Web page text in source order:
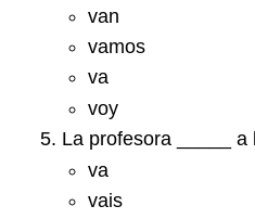
van
vamos
va
voy
La profesora _____ a
va
vais